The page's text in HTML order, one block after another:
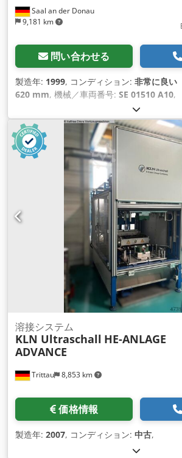
Saal an der Donau
9,181 km
問い合わせる
製造年: 1999, コンディション: 非常に良い
620 mm, 機械／車両番号: SE 01510 A10,
Trittau 8,853 km
溶接システム
KLN Ultraschall HE-ANLAGE
ADVANCE
価格情報
製造年: 2007, コンディション: 中古,